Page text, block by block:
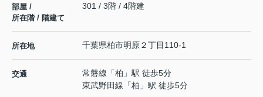
部屋 /
所在階 / 階建て
301 / 3階 / 4階建
所在地 千葉県柏市明原２丁目110-1
交通 常磐線 「柏 」駅 徒歩5分
東武野田線 「柏 」駅 徒歩5分